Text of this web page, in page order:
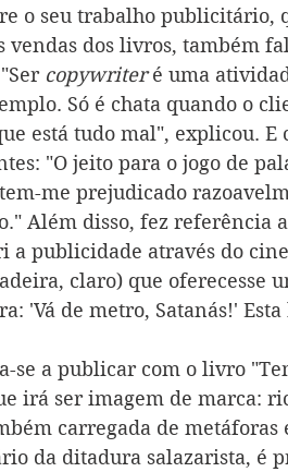
o seu trabalho
vendas dos livros, também
copywriter é uma
Só é chata quando o
está tudo mal", explicou.
"O jeito para o jogo de
me prejudicado
Além disso, fez referência
a publicidade através do
claro) que oferecesse
'Vá de metro, Satanás!'
se a publicar com o livro
irá ser imagem de marca:
carregada de
da ditadura salazarista, é